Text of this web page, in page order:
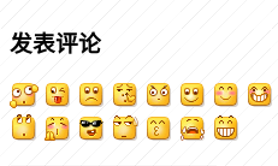
发表评论